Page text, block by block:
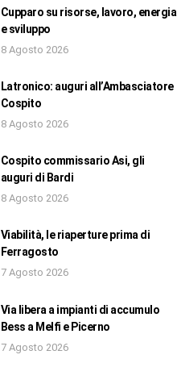
Cupparo su risorse, lavoro, energia
e sviluppo
8 Agosto 2026
Latronico: auguri all’Ambasciatore
Cospito
8 Agosto 2026
Cospito commissario Asi, gli
auguri di Bardi
8 Agosto 2026
Viabilità, le riaperture prima di
Ferragosto
7 Agosto 2026
Via libera a impianti di accumulo
Bess a Melfi e Picerno
7 Agosto 2026